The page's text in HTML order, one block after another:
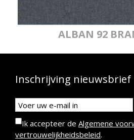
ALBAN 92
Inschrijving nieuwsbrief
Ik accepteer de Algemene
vertrouwelijkheidsbeleid.